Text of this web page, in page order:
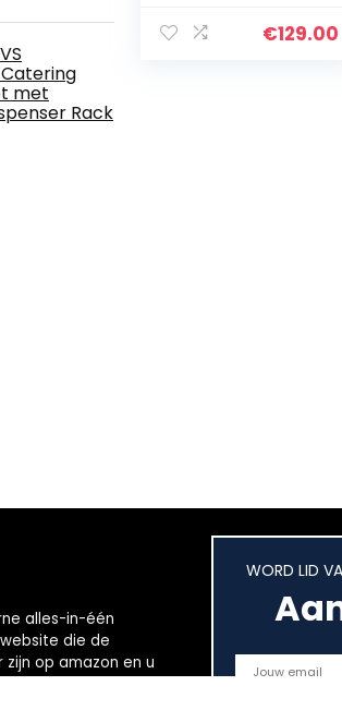
met
Rack
Container Drain
€129.00
alles-in-één
die de
op amazon en u
WORD LID